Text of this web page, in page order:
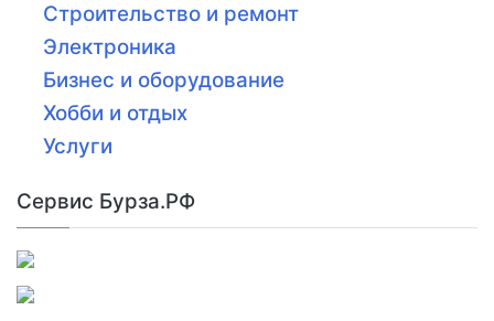
Строительство и ремонт
Электроника
Бизнес и оборудование
Хобби и отдых
Услуги
Сервис Бурза.РФ